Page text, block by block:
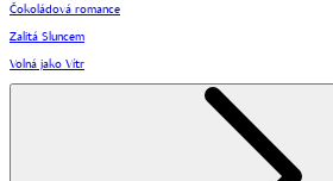
Čokoládová romance
Zalitá Sluncem
Volná jako Vítr